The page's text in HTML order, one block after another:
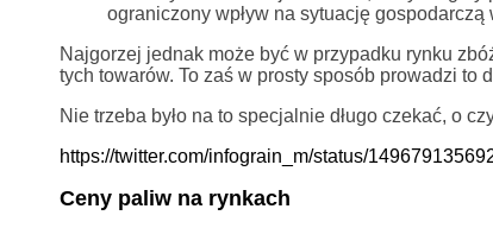
ograniczony wpływ na sytuację
Najgorzej jednak może być w przypadku rynku
tych towarów. To zaś w prosty sposób prowadzi
Nie trzeba było na to specjalnie długo czekać, o
https://twitter.com/infograin_m/status/
Ceny paliw na rynkach